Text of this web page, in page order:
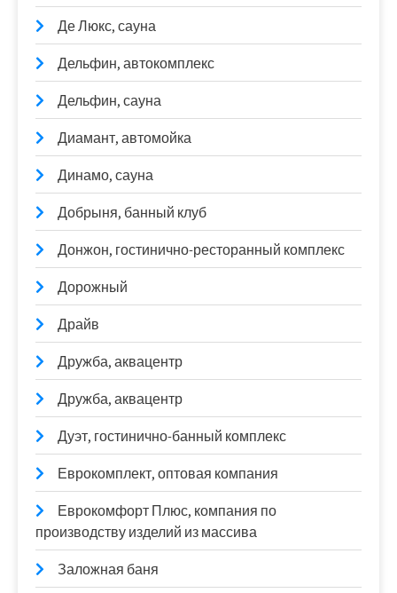
Де Люкс, сауна
Дельфин, автокомплекс
Дельфин, сауна
Диамант, автомойка
Динамо, сауна
Добрыня, банный клуб
Донжон, гостинично-ресторанный комплекс
Дорожный
Драйв
Дружба, аквацентр
Дружба, аквацентр
Дуэт, гостинично-банный комплекс
Еврокомплект, оптовая компания
Еврокомфорт Плюс, компания по
производству изделий из массива
Заложная баня